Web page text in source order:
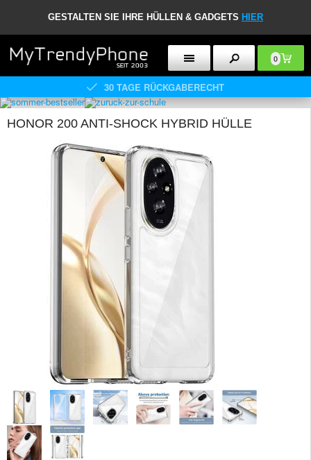
GESTALTEN SIE IHRE HÜLLEN & GADGETS HIER
0
30 TAGE RÜCKGABERECHT
HONOR 200 ANTI-SHOCK HYBRID HÜLLE